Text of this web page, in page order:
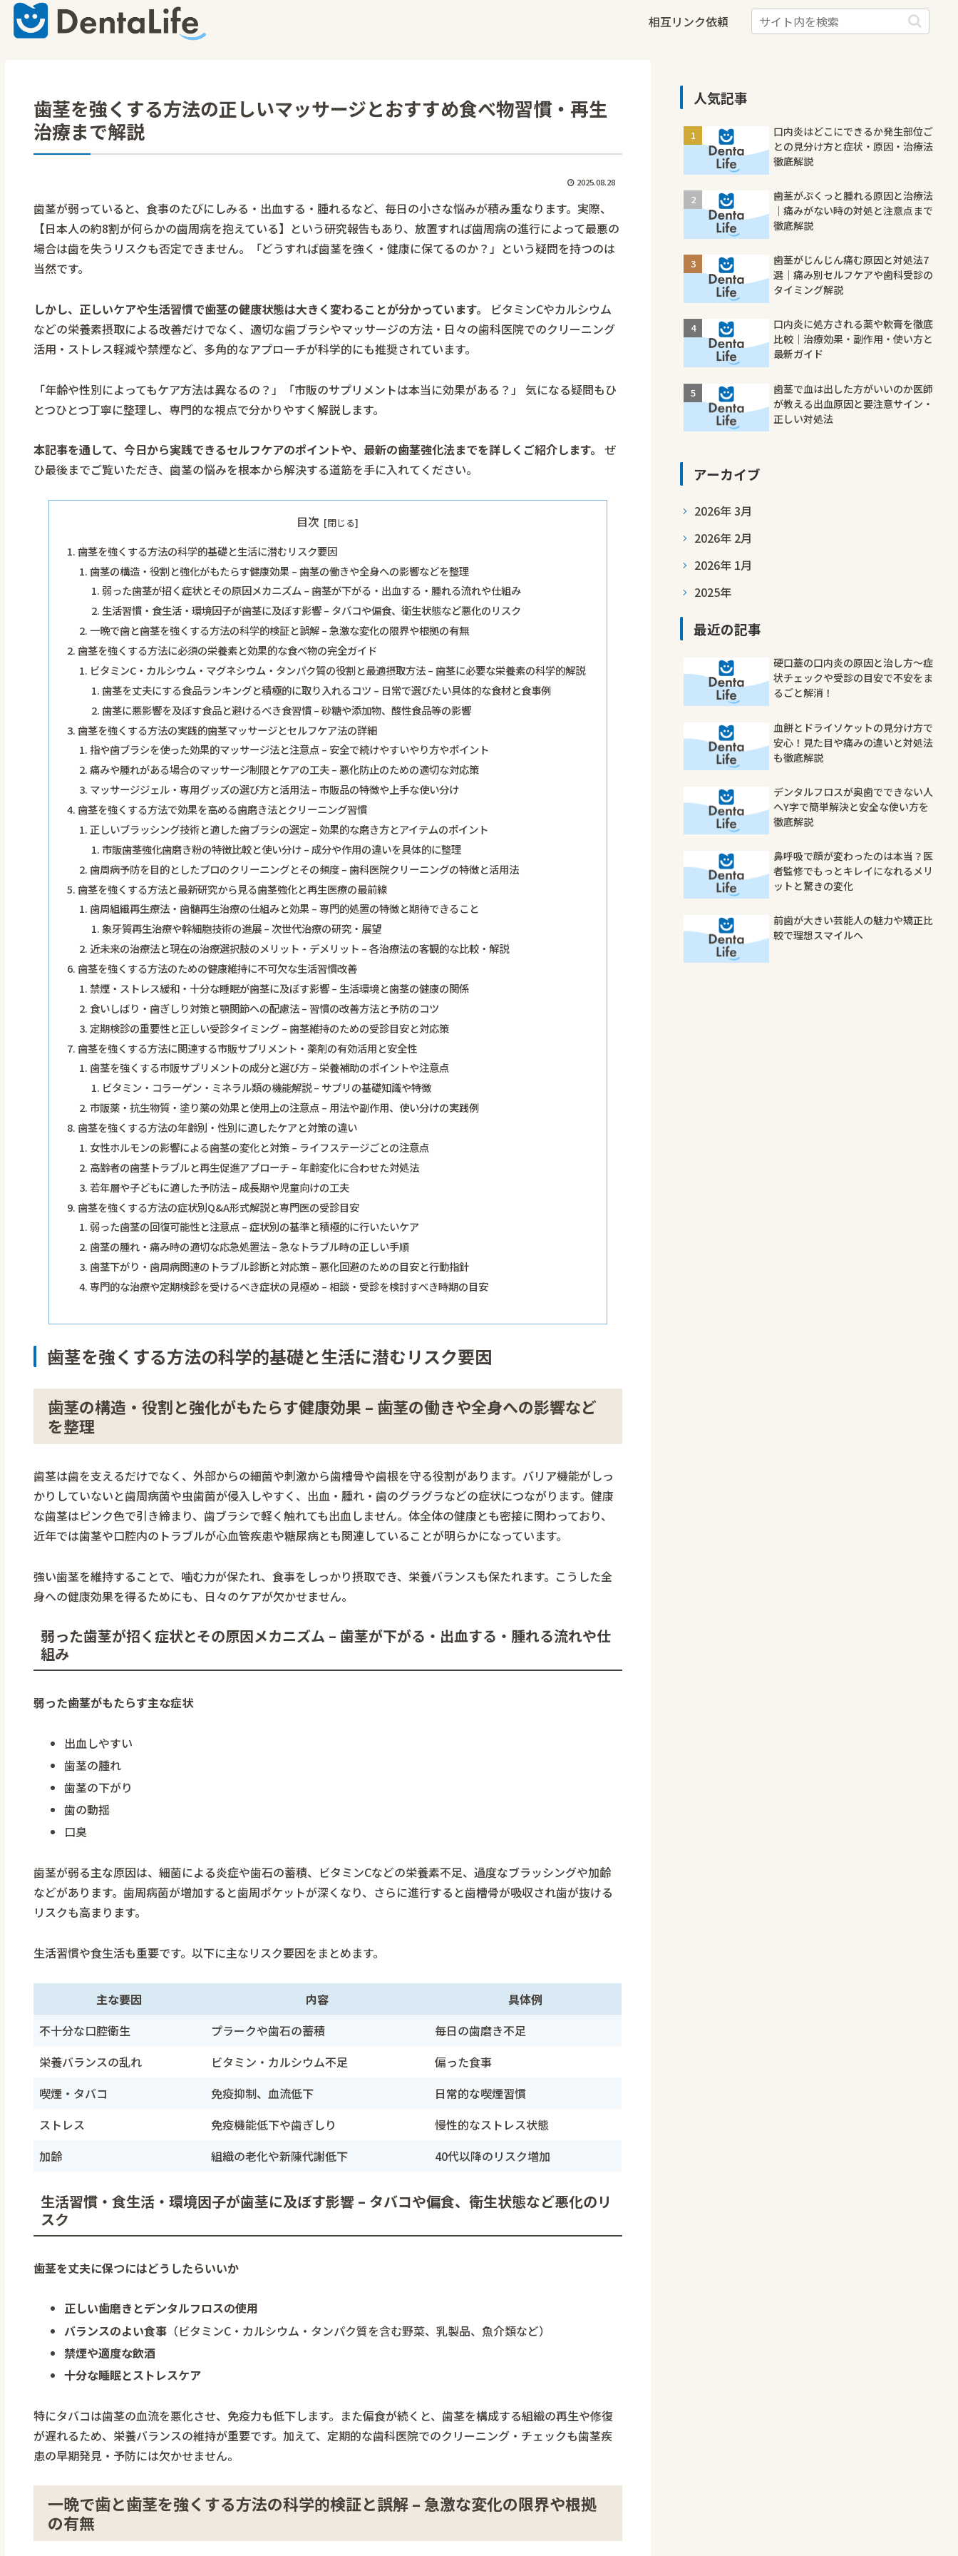
相互リンク依頼
歯茎を強くする方法の正しいマッサージとおすすめ食べ物習慣・再生
治療まで解説
2025.08.28
歯茎が弱っていると、食事のたびにしみる・出血する・腫れるなど、毎日の小さな悩みが積み重なります。実際、
【日本人の約8割が何らかの歯周病を抱えている】という研究報告もあり、放置すれば歯周病の進行によって最悪の
場合は歯を失うリスクも否定できません。
「どうすれば歯茎を強く・健康に保てるのか？」 という疑問を持つのは
当然です。
しかし、正しいケアや生活習慣で歯茎の健康状態は大きく変わることが分かっています。
ビタミンCやカルシウム
などの栄養素摂取による改善だけでなく、適切な歯ブラシやマッサージの方法・日々の歯科医院でのクリーニング
活用・ストレス軽減や禁煙など、多角的なアプローチが科学的にも推奨されています。
「年齢や性別によってもケア方法は異なるの？」「市販のサプリメントは本当に効果がある？」 気になる疑問もひ
とつひとつ丁寧に整理し、専門的な視点で分かりやすく解説します。
本記事を通して、今日から実践できるセルフケアのポイントや、最新の歯茎強化法までを詳しくご紹介します。 ぜ
ひ最後までご覧いただき、 歯茎の悩みを根本から解決する道筋を手に入れてください。
目次
歯茎を強くする方法の科学的基礎と生活に潜むリスク要因
歯茎の構造・役割と強化がもたらす健康効果 – 歯茎の働きや全身への影響などを整理
弱った歯茎が招く症状とその原因メカニズム – 歯茎が下がる・出血する・腫れる流れや仕組み
生活習慣・食生活・環境因子が歯茎に及ぼす影響 – タバコや偏食、衛生状態など悪化のリスク
一晩で歯と歯茎を強くする方法の科学的検証と誤解 – 急激な変化の限界や根拠の有無
歯茎を強くする方法に必須の栄養素と効果的な食べ物の完全ガイド
ビタミンC・カルシウム・マグネシウム・タンパク質の役割と最適摂取方法 – 歯茎に必要な栄養素の科学的解説
歯茎を丈夫にする食品ランキングと積極的に取り入れるコツ – 日常で選びたい具体的な食材と食事例
歯茎に悪影響を及ぼす食品と避けるべき食習慣 – 砂糖や添加物、酸性食品等の影響
歯茎を強くする方法の実践的歯茎マッサージとセルフケア法の詳細
指や歯ブラシを使った効果的マッサージ法と注意点 – 安全で続けやすいやり方やポイント
痛みや腫れがある場合のマッサージ制限とケアの工夫 – 悪化防止のための適切な対応策
マッサージジェル・専用グッズの選び方と活用法 – 市販品の特徴や上手な使い分け
歯茎を強くする方法で効果を高める歯磨き法とクリーニング習慣
正しいブラッシング技術と適した歯ブラシの選定 – 効果的な磨き方とアイテムのポイント
市販歯茎強化歯磨き粉の特徴比較と使い分け – 成分や作用の違いを具体的に整理
歯周病予防を目的としたプロのクリーニングとその頻度 – 歯科医院クリーニングの特徴と活用法
歯茎を強くする方法と最新研究から見る歯茎強化と再生医療の最前線
歯周組織再生療法・歯髄再生治療の仕組みと効果 – 専門的処置の特徴と期待できること
象牙質再生治療や幹細胞技術の進展 – 次世代治療の研究・展望
近未来の治療法と現在の治療選択肢のメリット・デメリット – 各治療法の客観的な比較・解説
歯茎を強くする方法のための健康維持に不可欠な生活習慣改善
禁煙・ストレス緩和・十分な睡眠が歯茎に及ぼす影響 – 生活環境と歯茎の健康の関係
食いしばり・歯ぎしり対策と顎関節への配慮法 – 習慣の改善方法と予防のコツ
定期検診の重要性と正しい受診タイミング – 歯茎維持のための受診目安と対応策
歯茎を強くする方法に関連する市販サプリメント・薬剤の有効活用と安全性
歯茎を強くする市販サプリメントの成分と選び方 – 栄養補助のポイントや注意点
ビタミン・コラーゲン・ミネラル類の機能解説 – サプリの基礎知識や特徴
市販薬・抗生物質・塗り薬の効果と使用上の注意点 – 用法や副作用、使い分けの実践例
歯茎を強くする方法の年齢別・性別に適したケアと対策の違い
女性ホルモンの影響による歯茎の変化と対策 – ライフステージごとの注意点
高齢者の歯茎トラブルと再生促進アプローチ – 年齢変化に合わせた対処法
若年層や子どもに適した予防法 – 成長期や児童向けの工夫
歯茎を強くする方法の症状別Q&A形式解説と専門医の受診目安
弱った歯茎の回復可能性と注意点 – 症状別の基準と積極的に行いたいケア
歯茎の腫れ・痛み時の適切な応急処置法 – 急なトラブル時の正しい手順
歯茎下がり・歯周病関連のトラブル診断と対応策 – 悪化回避のための目安と行動指針
専門的な治療や定期検診を受けるべき症状の見極め – 相談・受診を検討すべき時期の目安
歯茎を強くする方法の科学的基礎と生活に潜むリスク要因
歯茎の構造・役割と強化がもたらす健康効果 – 歯茎の働きや全身への影響など
を整理
歯茎は歯を支えるだけでなく、外部からの細菌や刺激から歯槽骨や歯根を守る役割があります。バリア機能がしっ
かりしていないと歯周病菌や虫歯菌が侵入しやすく、出血・腫れ・歯のグラグラなどの症状につながります。健康
な歯茎はピンク色で引き締まり、歯ブラシで軽く触れても出血しません。体全体の健康とも密接に関わっており、
近年では歯茎や口腔内のトラブルが心血管疾患や糖尿病とも関連していることが明らかになっています。
強い歯茎を維持することで、噛む力が保たれ、食事をしっかり摂取でき、栄養バランスも保たれます。こうした全
身への健康効果を得るためにも、日々のケアが欠かせません。
弱った歯茎が招く症状とその原因メカニズム – 歯茎が下がる・出血する・腫れる流れや仕
組み
弱った歯茎がもたらす主な症状
出血しやすい
歯茎の腫れ
歯茎の下がり
歯の動揺
口臭
歯茎が弱る主な原因は、細菌による炎症や歯石の蓄積、ビタミンCなどの栄養素不足、過度なブラッシングや加齢
などがあります。歯周病菌が増加すると歯周ポケットが深くなり、さらに進行すると歯槽骨が吸収され歯が抜ける
リスクも高まります。
生活習慣や食生活も重要です。以下に主なリスク要因をまとめます。
主な要因 内容
具体例
不十分な口腔衛生
プラークや歯石の蓄積
毎日の歯磨き不足
栄養バランスの乱れ
ビタミン・カルシウム不足
偏った食事
喫煙・タバコ
免疫抑制、血流低下
日常的な喫煙習慣
ストレス
免疫機能低下や歯ぎしり
慢性的なストレス状態
加齢
組織の老化や新陳代謝低下 40代以降のリスク増加
生活習慣・食生活・環境因子が歯茎に及ぼす影響 – タバコや偏食、衛生状態など悪化のリ
スク
歯茎を丈夫に保つにはどうしたらいいか
正しい歯磨きとデンタルフロスの使用
バランスのよい食事（ビタミンC・カルシウム・タンパク質を含む野菜、乳製品、魚介類など）
禁煙や適度な飲酒
十分な睡眠とストレスケア
特にタバコは歯茎の血流を悪化させ、免疫力も低下します。また偏食が続くと、歯茎を構成する組織の再生や修復
が遅れるため、栄養バランスの維持が重要です。加えて、定期的な歯科医院でのクリーニング・チェックも歯茎疾
患の早期発見・予防には欠かせません。
一晩で歯と歯茎を強くする方法の科学的検証と誤解 – 急激な変化の限界や根拠
の有無
人気記事
口内炎はどこにできるか発生部位ご
との見分け方と症状・原因・治療法
徹底解説
歯茎がぷくっと腫れる原因と治療法
｜痛みがない時の対処と注意点まで
徹底解説
歯茎がじんじん痛む原因と対処法7
選｜痛み別セルフケアや歯科受診の
タイミング解説
口内炎に処方される薬や軟膏を徹底
比較｜治療効果・副作用・使い方と
最新ガイド
歯茎で血は出した方がいいのか医師
が教える出血原因と要注意サイン・
正しい対処法
アーカイブ
2026年 3月
2026年 2月
2026年 1月
2025年
最近の記事
硬口蓋の口内炎の原因と治し方〜症
状チェックや受診の目安で不安をま
るごと解消！
血餅とドライソケットの見分け方で
安心！見た目や痛みの違いと対処法
も徹底解説
デンタルフロスが奥歯でできない人
へY字で簡単解決と安全な使い方を
徹底解説
鼻呼吸で顔が変わったのは本当？医
者監修でもっとキレイになれるメリ
ットと驚きの変化
前歯が大きい芸能人の魅力や矯正比
較で理想スマイルへ